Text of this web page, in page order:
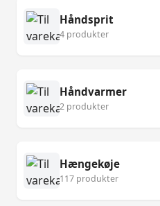
Håndsprit
4 produkter
Håndvarmer
2 produkter
Hængekøje
117 produkter